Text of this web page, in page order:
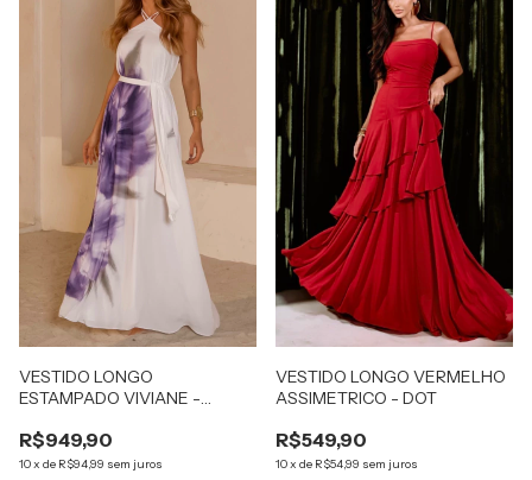
VESTIDO LONGO
ESTAMPADO VIVIANE -
R$949,90
10x de R$94,99 sem juros
VESTIDO LONGO VERMELHO
ASSIMETRICO - DOT
R$549,90
10x de R$54,99 sem juros